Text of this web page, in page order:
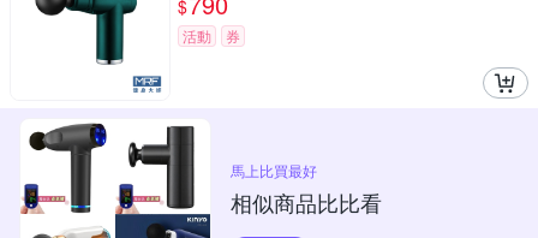
$
活動 券
馬上比買最好
相似商品比比看